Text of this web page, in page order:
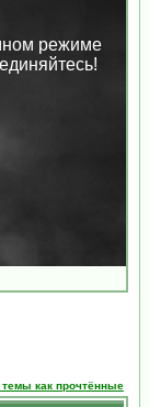
режиме
темы как прочтённые